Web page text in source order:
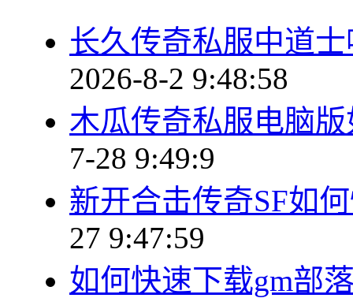
长久传奇私服中道
2026-8-2 9:48:58
木瓜传奇私服电脑
7-28 9:49:9
新开合击传奇SF如
27 9:47:59
如何快速下载gm部